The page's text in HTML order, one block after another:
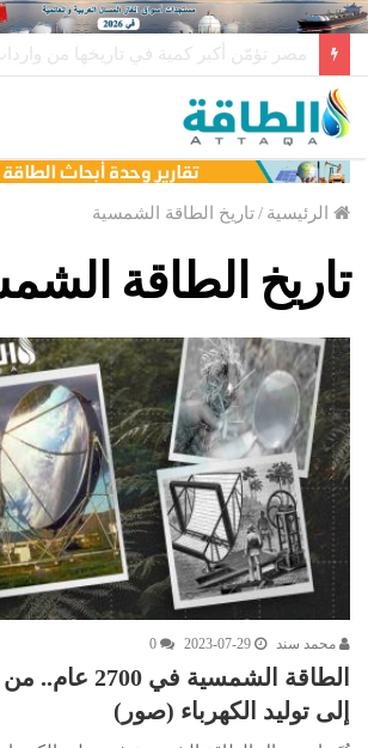
الرئيسية /تاريخ الطاقة الشمسية
تاريخ الطاقة
محمد سند 2023-07-29
0
الطاقة الشمسية
إلى توليد الكهرباء (صور)